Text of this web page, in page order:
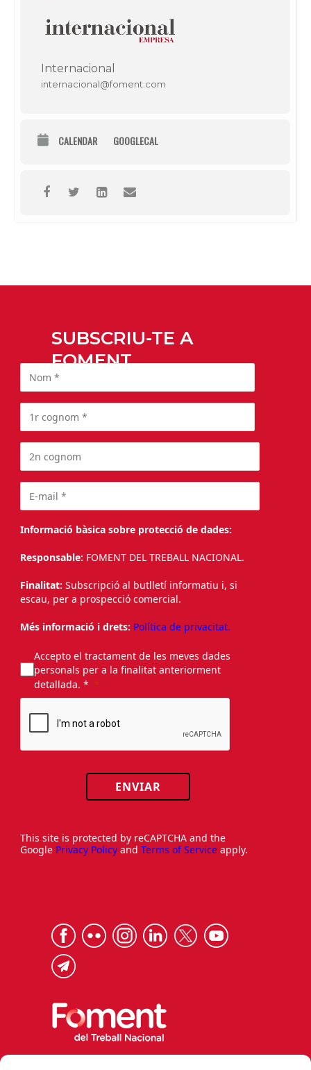
Internacional
internacional@foment.com
CALENDAR GOOGLECAL
SUBSCRIU-TE A
FOMENT
Informació bàsica sobre protecció de dades:
Responsable: FOMENT DEL TREBALL NACIONAL.
Finalitat: Subscripció al butlletí informatiu i, si
escau, per a prospecció comercial.
Més informació i drets: Política de privacitat.
Accepto el tractament de les meves dades
personals per a la finalitat anteriorment
detallada. *
ENVIAR
This site is protected by reCAPTCHA and the
Google Privacy Policy and Terms of Service apply.